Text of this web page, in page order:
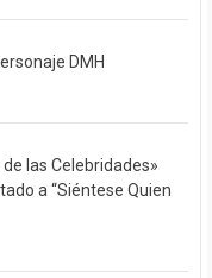
DMH
de las Celebridades»
a “Siéntese Quien